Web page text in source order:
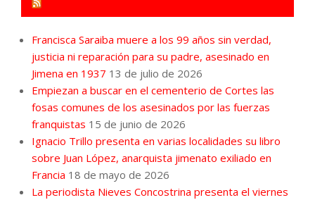
Francisca Saraiba muere a los 99 años sin verdad,
justicia ni reparación para su padre, asesinado en
Jimena en 1937 13 de julio de 2026
Empiezan a buscar en el cementerio de Cortes las
fosas comunes de los asesinados por las fuerzas
franquistas 15 de junio de 2026
Ignacio Trillo presenta en varias localidades su libro
sobre Juan López, anarquista jimenato exiliado en
Francia 18 de mayo de 2026
La periodista Nieves Concostrina presenta el viernes